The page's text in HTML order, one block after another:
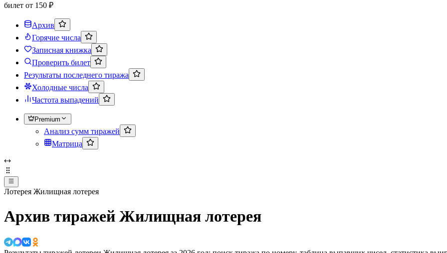
билет от 150 ₽
Архив
Горячие числа
Записная книжка
Проверить билет
Результаты последнего тиража
Холодные числа
Частота выпадений
Premium
Анализ сумм тиражей
Матрица
Лотерея Жилищная лотерея
Архив тиражей Жилищная лотерея